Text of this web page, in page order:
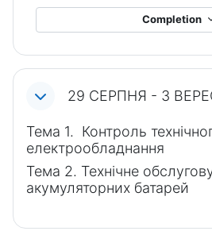
Completion
29 СЕРПНЯ - 3
Тема 1. Контроль
електрообладнання
Тема 2. Технічне
акумуляторних батарей